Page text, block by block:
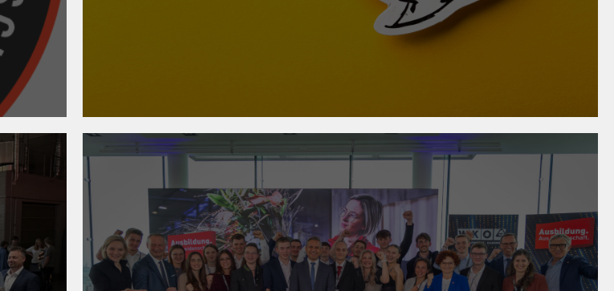
BUAG-Novelle: Gewerbe und Handwerk